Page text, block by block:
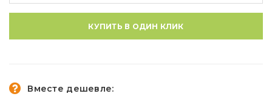
КУПИТЬ В ОДИН КЛИК
Вместе дешевле: